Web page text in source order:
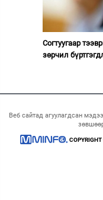
Согтуугаар
зөрчил
Веб сайтад агуулагдсан